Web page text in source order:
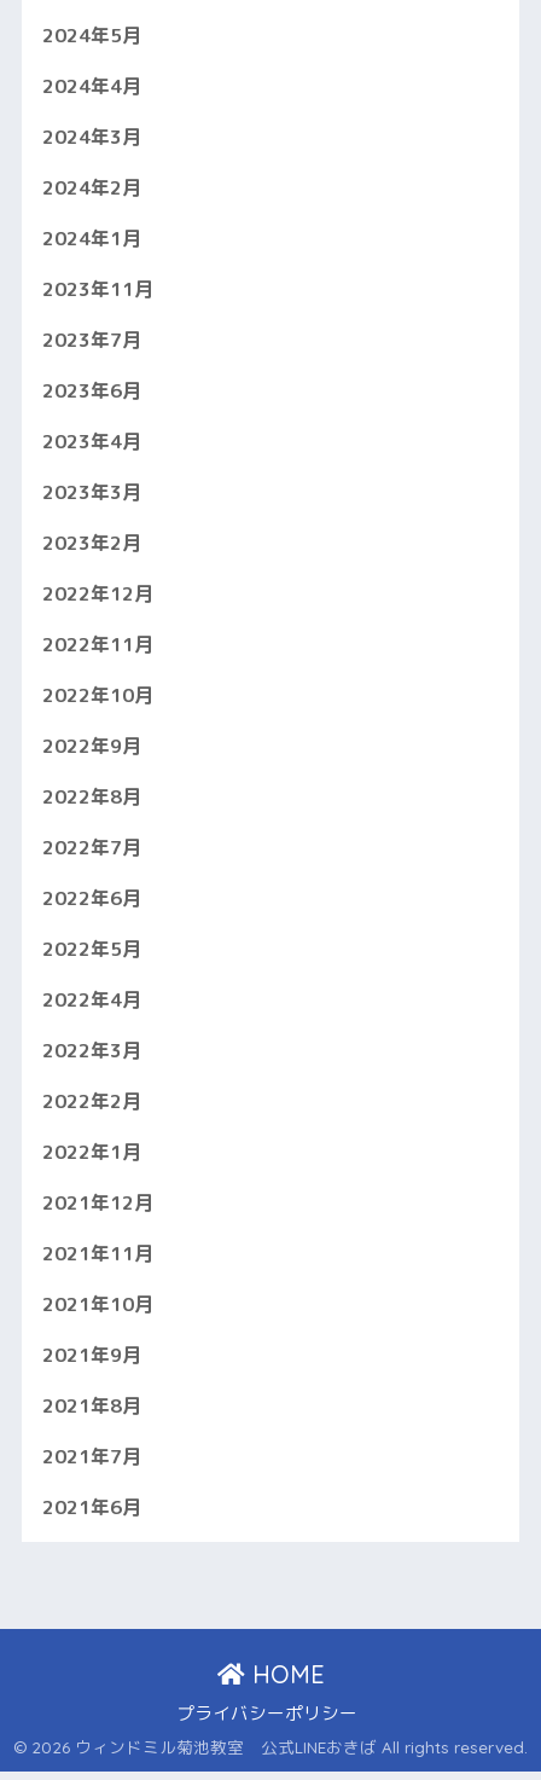
2024年5月
2024年4月
2024年3月
2024年2月
2024年1月
2023年11月
2023年7月
2023年6月
2023年4月
2023年3月
2023年2月
2022年12月
2022年11月
2022年10月
2022年9月
2022年8月
2022年7月
2022年6月
2022年5月
2022年4月
2022年3月
2022年2月
2022年1月
2021年12月
2021年11月
2021年10月
2021年9月
2021年8月
2021年7月
2021年6月
HOME
プライバシーポリシー
© 2026 ウィンドミル菊池教室 公式LINEおきば All rights reserved.